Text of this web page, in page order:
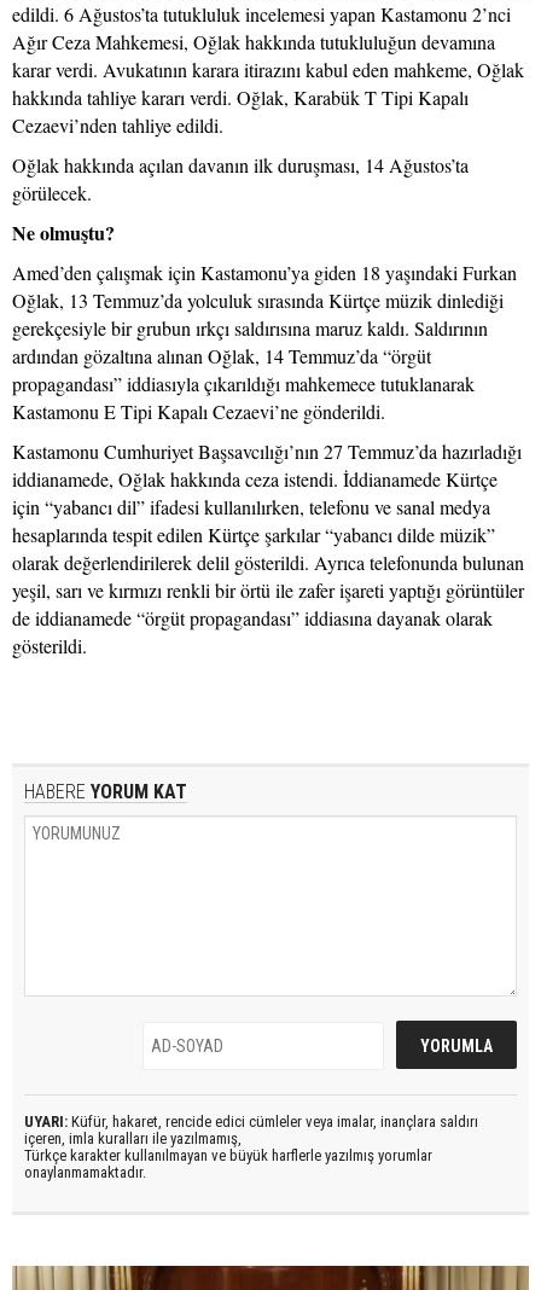
edildi. 6 Ağustos’ta tutukluluk incelemesi yapan Kastamonu 2’nci
Ağır Ceza Mahkemesi, Oğlak hakkında tutukluluğun devamına
karar verdi. Avukatının karara itirazını kabul eden mahkeme, Oğlak
hakkında tahliye kararı verdi. Oğlak, Karabük T Tipi Kapalı
Cezaevi’nden tahliye edildi.
Oğlak hakkında açılan davanın ilk duruşması, 14 Ağustos’ta
görülecek.
Ne olmuştu?
Amed’den çalışmak için Kastamonu’ya giden 18 yaşındaki Furkan
Oğlak, 13 Temmuz’da yolculuk sırasında Kürtçe müzik dinlediği
gerekçesiyle bir grubun ırkçı saldırısına maruz kaldı. Saldırının
ardından gözaltına alınan Oğlak, 14 Temmuz’da “örgüt
propagandası” iddiasıyla çıkarıldığı mahkemece tutuklanarak
Kastamonu E Tipi Kapalı Cezaevi’ne gönderildi.
Kastamonu Cumhuriyet Başsavcılığı’nın 27 Temmuz’da hazırladığı
iddianamede, Oğlak hakkında ceza istendi. İddianamede Kürtçe
için “yabancı dil” ifadesi kullanılırken, telefonu ve sanal medya
hesaplarında tespit edilen Kürtçe şarkılar “yabancı dilde müzik”
olarak değerlendirilerek delil gösterildi. Ayrıca telefonunda bulunan
yeşil, sarı ve kırmızı renkli bir örtü ile zafer işareti yaptığı görüntüler
de iddianamede “örgüt propagandası” iddiasına dayanak olarak
gösterildi.
HABERE YORUM KAT
UYARI: Küfür, hakaret, rencide edici cümleler veya imalar, inançlara saldırı
içeren, imla kuralları ile yazılmamış,
Türkçe karakter kullanılmayan ve büyük harflerle yazılmış yorumlar
onaylanmamaktadır.